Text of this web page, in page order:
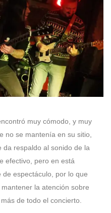
muy cómodo, y muy
no se mantenía en su sitio,
respaldo al sonido de la
efectivo, pero en está
espectáculo, por lo que
la atención sobre
de todo el concierto.